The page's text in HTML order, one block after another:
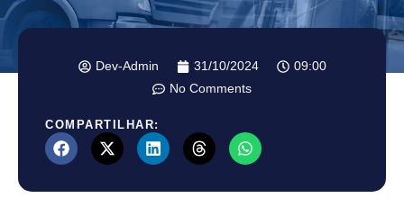
Dev-Admin 31/10/2024
09:00
No Comments
COMPARTILHAR: